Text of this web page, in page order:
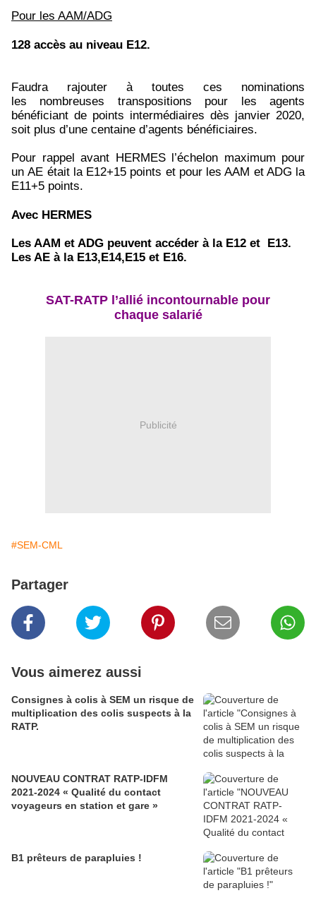
Pour les AAM/ADG
128 accès au niveau E12.
Faudra rajouter à toutes ces nominations
les nombreuses transpositions pour les agents
bénéficiant de points intermédiaires dès janvier 2020,
soit plus d’une centaine d’agents bénéficiaires.
Pour rappel avant HERMES l’échelon maximum pour
un AE était la E12+15 points et pour les AAM et ADG la
E11+5 points.
Avec HERMES
Les AAM et ADG peuvent accéder à la E12 et E13.
Les AE à la E13,E14,E15 et E16.
SAT-RATP l’allié incontournable pour
chaque salarié
Publicité
#SEM-CML
Partager
Vous aimerez aussi
Consignes à colis à SEM un risque de
multiplication des colis suspects à la
RATP.
NOUVEAU CONTRAT RATP-IDFM
2021-2024 « Qualité du contact
voyageurs en station et gare »
B1 prêteurs de parapluies !